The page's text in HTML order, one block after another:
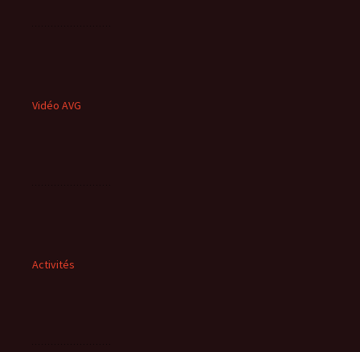
Vidéo AVG
Activités